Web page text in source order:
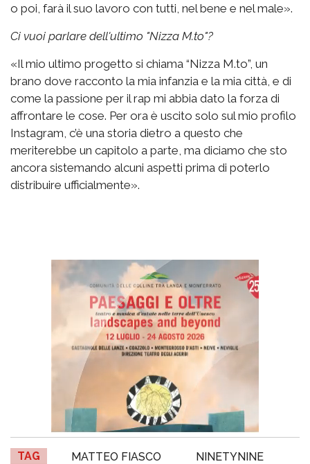
o poi, farà il suo lavoro con tutti, nel bene e nel male».
Ci vuoi parlare dell'ultimo "Nizza M.to"?
«Il mio ultimo progetto si chiama “Nizza M.to”, un
brano dove racconto la mia infanzia e la mia città, e di
come la passione per il rap mi abbia dato la forza di
affrontare le cose. Per ora è uscito solo sul mio profilo
Instagram, c’è una storia dietro a questo che
meriterebbe un capitolo a parte, ma diciamo che sto
ancora sistemando alcuni aspetti prima di poterlo
distribuire ufficialmente».
TAG MATTEO FIASCO
NINETYNINE